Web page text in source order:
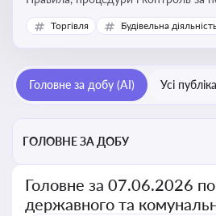
державного та комунального
використання публічного майна
Торгівля Будівельна
Головне за добу (AI) Усі
ГОЛОВНЕ ЗА ДОБУ
Головне за 07.06.2026
державного та